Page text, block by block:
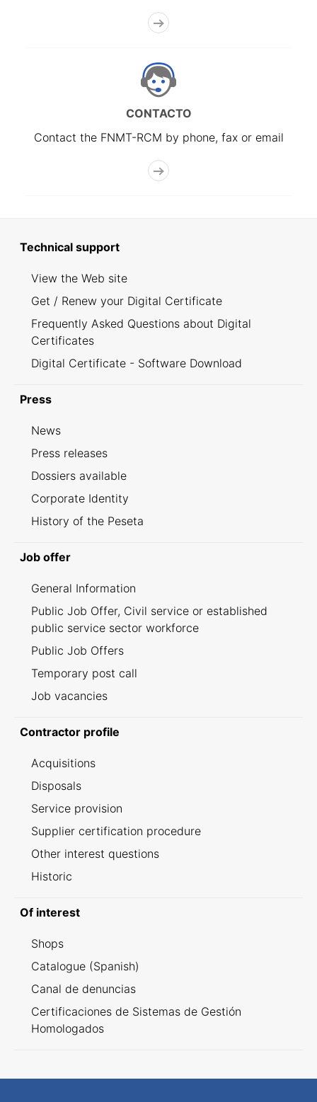
CONTACTO
Contact the FNMT-RCM by phone, fax or email
Technical support
View the Web site
Get / Renew your Digital Certificate
Frequently Asked Questions about Digital
Certificates
Digital Certificate - Software Download
Press
News
Press releases
Dossiers available
Corporate Identity
History of the Peseta
Job offer
General Information
Public Job Offer, Civil service or established
public service sector workforce
Public Job Offers
Temporary post call
Job vacancies
Contractor profile
Acquisitions
Disposals
Service provision
Supplier certification procedure
Other interest questions
Historic
Of interest
Shops
Catalogue (Spanish)
Canal de denuncias
Certificaciones de Sistemas de Gestión
Homologados